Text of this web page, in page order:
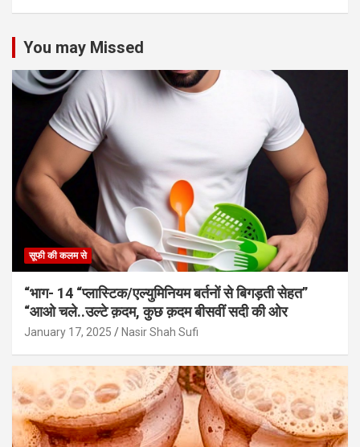
You may Missed
सूफी की कलम से
“भाग- 14 “प्लास्टिक/एल्युमिनियम बर्तनों से बिगड़ती सेहत”
“आओ चले..उल्टे क़दम, कुछ क़दम बीसवीं सदी की ओर
January 17, 2025 Nasir Shah Sufi